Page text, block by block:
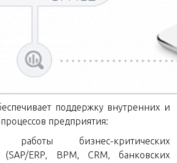
поддержку внутренних и
предприятия:
работы бизнес-критических
ERP, BPM, CRM, банковских